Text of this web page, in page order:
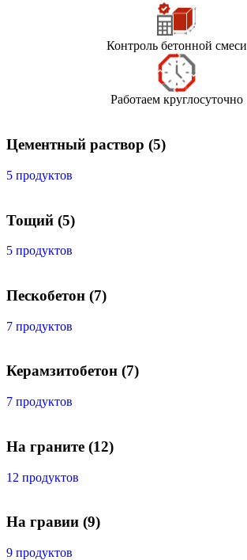
Контроль бетонной смеси
Работаем круглосуточно
Цементный раствор (5)
5 продуктов
Тощий (5)
5 продуктов
Пескобетон (7)
7 продуктов
Керамзитобетон (7)
7 продуктов
На граните (12)
12 продуктов
На гравии (9)
9 продуктов